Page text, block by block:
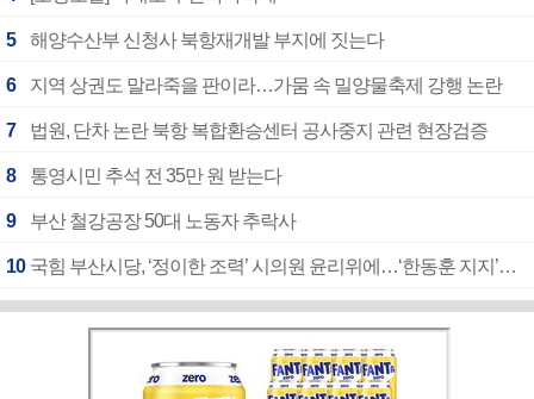
5 해양수산부 신청사 북항재개발 부지에 짓는다
6 지역 상권도 말라죽을 판이라…가뭄 속 밀양물축제 강행 논란
7 법원, 단차 논란 북항 복합환승센터 공사중지 관련 현장검증
8 통영시민 추석 전 35만 원 받는다
9 부산 철강공장 50대 노동자 추락사
10 국힘 부산시당, ‘정이한 조력’ 시의원 윤리위에…‘한동훈 지지’도 신고접수